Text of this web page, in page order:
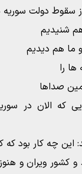
سقوط دولت
شنیدیم
ما هم دیدیم
را
صداها
که الان در
این چه کار بود که
و کشور ویران و